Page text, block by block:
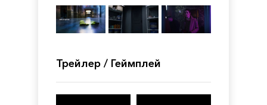
Трейлер / Геймплей